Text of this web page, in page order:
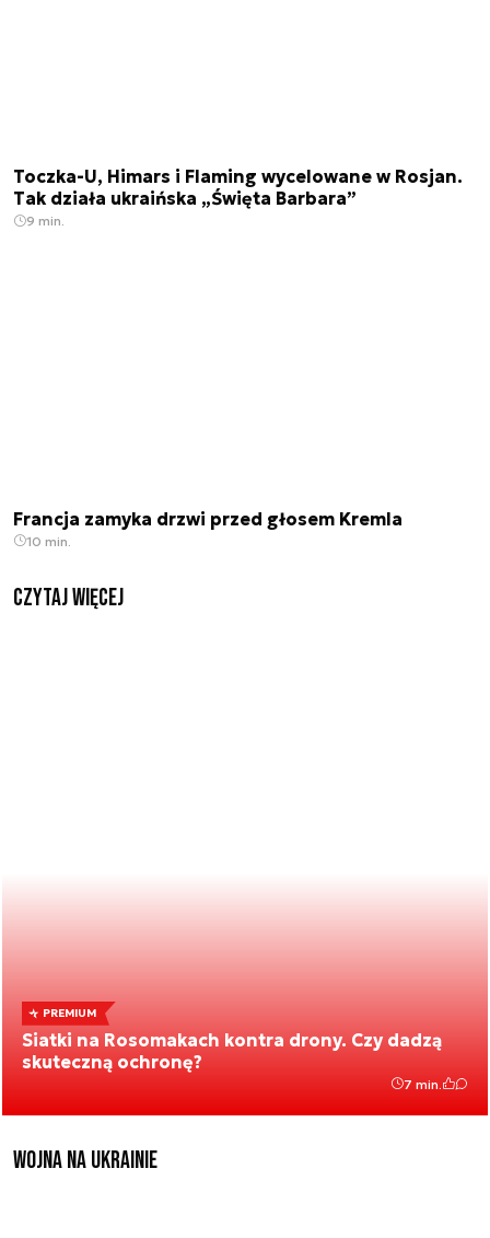
Toczka-U, Himars i Flaming wycelowane w Rosjan.
Tak działa ukraińska „Święta Barbara”
9 min.
Francja zamyka drzwi przed głosem Kremla
10 min.
czytaj więcej
PREMIUM
Siatki na Rosomakach kontra drony. Czy dadzą
skuteczną ochronę?
7 min.
Wojna na Ukrainie